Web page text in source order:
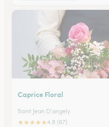
Caprice Floral
Saint Jean D'angely
★★★★★4.8 (67)